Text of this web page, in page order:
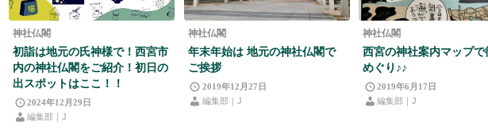
神社仏閣
初詣は地元の氏神様で！西宮市
内の神社仏閣をご紹介！初日の
出スポットはここ！！
2024年12月29日
編集部｜J
神社仏閣
年末年始は 地元の神社仏閣で
ご挨拶
2019年12月27日
編集部｜J
神社仏閣
西宮の神社案内マップで
めぐり♪♪
2019年6月17日
編集部｜J